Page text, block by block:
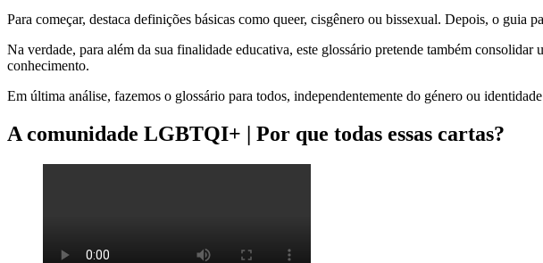
Para começar, destaca definições básicas como queer, cisgênero ou bissexual. Depois, o
Na verdade, para além da sua finalidade educativa, este glossário pretende também
conhecimento.
Em última análise, fazemos o glossário para todos, independentemente do género ou
A comunidade LGBTQI+ | Por que todas essas cartas?